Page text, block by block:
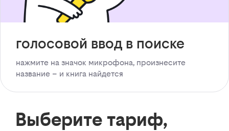
голосовой ввод в поиске
нажмите на значок микрофона, произнесите
название – и книга найдется
Выберите тариф,